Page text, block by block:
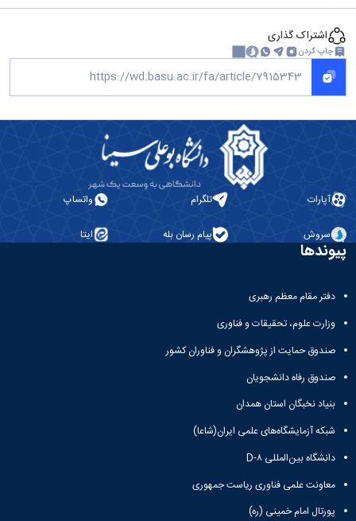
اشتراک گذاری
چاپ کردن
آپارات تلگرام واتساپ
سروش پیام رسان بله ایتا
پیوندها
دفتر مقام معظم رهبری
وزارت علوم، تحقیقات و فناوری
صندوق حمایت از پژوهشگران و فناوران کشور
صندوق رفاه دانشجویان
بنیاد نخبگان استان همدان
شبکه آزمایشگاه‌های علمی ایران(شاعا)
دانشگاه بین‌المللی D-۸
معاونت علمی فناوری ریاست جمهوری
پورتال امام خمینی (ره)